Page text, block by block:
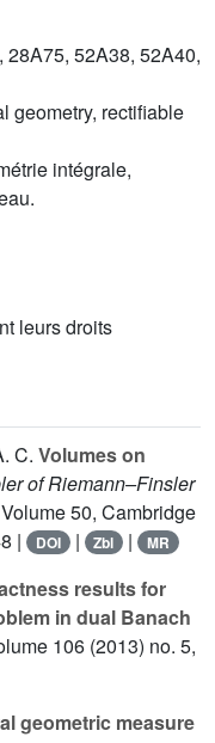
52A38, 52A40,
geometry, rectifiable
intégrale,
leurs droits
C. Volumes on
of Riemann–Finsler
50, Cambridge
|
DOI | Zbl | MR
results for
in dual Banach
106 (2013) no. 5,
geometric measure